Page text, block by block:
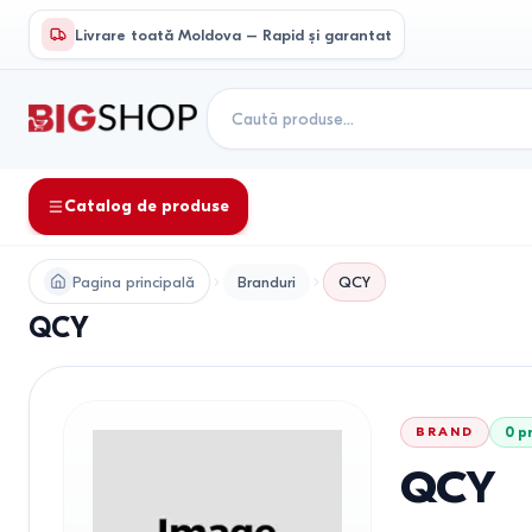
Livrare toată Moldova – Rapid și garantat
Catalog de produse
Pagina principală Branduri QCY
QCY
BRAND 0
QCY